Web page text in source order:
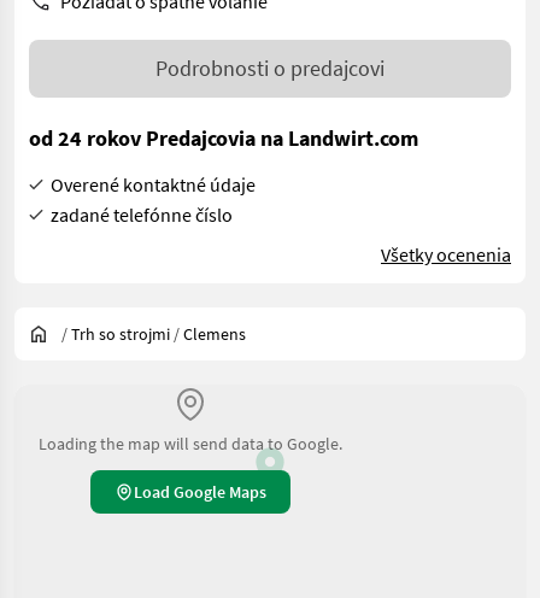
Podrobnosti o predajcovi
od 24 rokov Predajcovia na Landwirt.com
Overené kontaktné údaje
zadané telefónne číslo
Všetky ocenenia
/Trh so strojmi /Clemens
Loading the map will send data to Google.
Load Google Maps